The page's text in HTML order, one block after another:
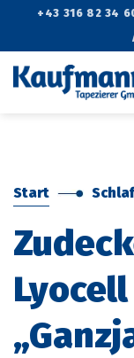
springen
+43 316 82 34
Start
Lyocell